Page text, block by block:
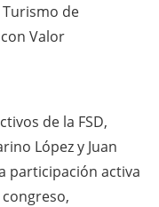
Turismo de
Valor
de la FSD,
López y Juan
participación activa